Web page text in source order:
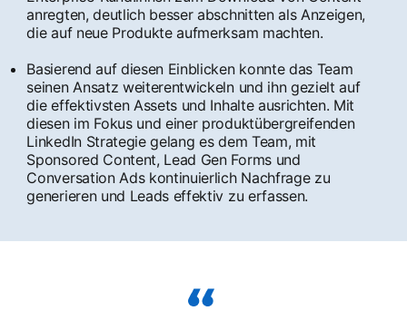
anregten, deutlich besser abschnitten als Anzeigen,
die auf neue Produkte aufmerksam machten.
Basierend auf diesen Einblicken konnte das Team
seinen Ansatz weiterentwickeln und ihn gezielt auf
die effektivsten Assets und Inhalte ausrichten. Mit
diesen im Fokus und einer produktübergreifenden
LinkedIn Strategie gelang es dem Team, mit
Sponsored Content, Lead Gen Forms und
Conversation Ads kontinuierlich Nachfrage zu
generieren und Leads effektiv zu erfassen.